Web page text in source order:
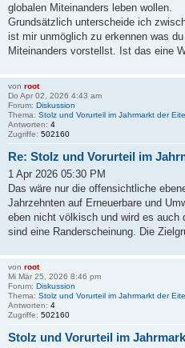
globalen Miteinanders leben wollen.
Grundsätzlich unterscheide ich
ist mir unmöglich zu erkennen was
Miteinanders vorstellst. Ist das eine
von root
Do Apr 02, 2026 4:43 am
Forum: Diskussion
Thema: Stolz und Vorurteil im Jahrmarkt der
Antworten: 4
Zugriffe: 502160
Re: Stolz und Vorurteil im
1 Apr 2026 05:30 PM
Das wäre nur die offensichtliche
Jahrzehnten auf Erneuerbare und
eben nicht völkisch und wird es auch
sind eine Randerscheinung. Die
von root
Mi Mär 25, 2026 8:46 pm
Forum: Diskussion
Thema: Stolz und Vorurteil im Jahrmarkt der
Antworten: 4
Zugriffe: 502160
Stolz und Vorurteil im